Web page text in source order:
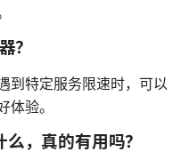
？
到特定服务限速时，可以
验。
，真的有用吗？